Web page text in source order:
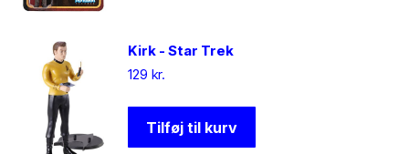
Kirk - Star Trek
129 kr.
Tilføj til kurv